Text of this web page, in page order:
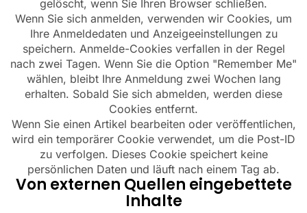
gelöscht, wenn Sie Ihren Browser schließen.
Wenn Sie sich anmelden, verwenden wir Cookies, um
Ihre Anmeldedaten und Anzeigeeinstellungen zu
speichern. Anmelde-Cookies verfallen in der Regel
nach zwei Tagen. Wenn Sie die Option "Remember Me"
wählen, bleibt Ihre Anmeldung zwei Wochen lang
erhalten. Sobald Sie sich abmelden, werden diese
Cookies entfernt.
Wenn Sie einen Artikel bearbeiten oder veröffentlichen,
wird ein temporärer Cookie verwendet, um die Post-ID
zu verfolgen. Dieses Cookie speichert keine
persönlichen Daten und läuft nach einem Tag ab.
Von externen Quellen eingebettete
Inhalte